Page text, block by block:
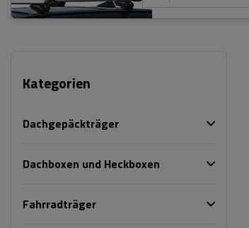
Kategorien
Dachgepäckträger
Dachboxen und Heckboxen
Fahrradträger